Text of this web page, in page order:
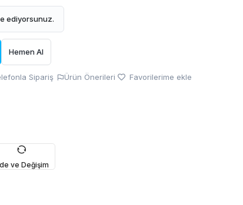
ediyorsunuz.
Hemen Al
Sipariş Ürün Önerileri
Favorilerime ekle
ve Değişim